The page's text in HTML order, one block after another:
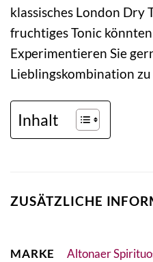
klassisches London Dry
fruchtiges Tonic
Experimentieren Sie
Lieblingskombination zu
Inhalt
ZUSÄTZLICHE
MARKE Altonaer